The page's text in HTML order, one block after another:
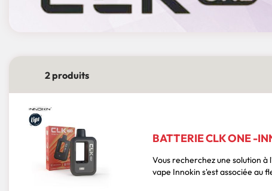
2 produits
BATTERIE CLK ONE -
Vous recherchez une solution
vape Innokin s'est associée au